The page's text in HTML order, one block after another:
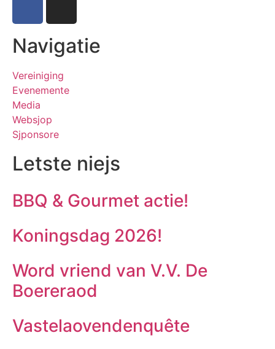
Navigatie
Vereiniging
Evenemente
Media
Websjop
Sjponsore
Letste niejs
BBQ & Gourmet actie!
Koningsdag 2026!
Word vriend van V.V. De
Boereraod
Vastelaovendenquête